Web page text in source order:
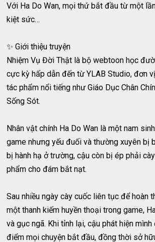
Với Ha Do Wan, mọi thứ bắt đầu từ một
kiệt sức…
✨ Giới thiệu truyện
Nhiệm Vụ Đời Thật là bộ webtoon học
cực kỳ hấp dẫn đến từ YLAB Studio, đơn
tác phẩm nổi tiếng như Giáo Dục Chân
Sống Sót.
Nhân vật chính Ha Do Wan là một nam
game nhưng yếu đuối và thường xuyên bị
bị hành hạ ở trường, cậu còn bị ép phải
phẩm cho đám bắt nạt.
Sau nhiều ngày cày cuốc liên tục để hoàn
một thanh kiếm huyền thoại trong game,
và gục ngã. Khi tỉnh lại, cậu phát hiện
điểm mọi chuyện bắt đầu, đồng thời sở